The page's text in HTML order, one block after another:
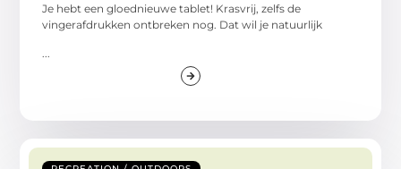
Je hebt een gloednieuwe tablet! Krasvrij, zelfs de
vingerafdrukken ontbreken nog. Dat wil je natuurlijk
...